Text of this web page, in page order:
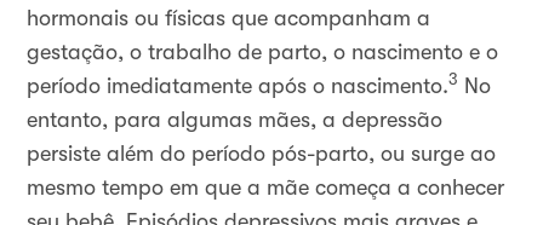
hormonais ou físicas que acompanham a
gestação, o trabalho de parto, o nascimento e o
período imediatamente após o nascimento.3 No
entanto, para algumas mães, a depressão
persiste além do período pós-parto, ou surge ao
mesmo tempo em que a mãe começa a conhecer